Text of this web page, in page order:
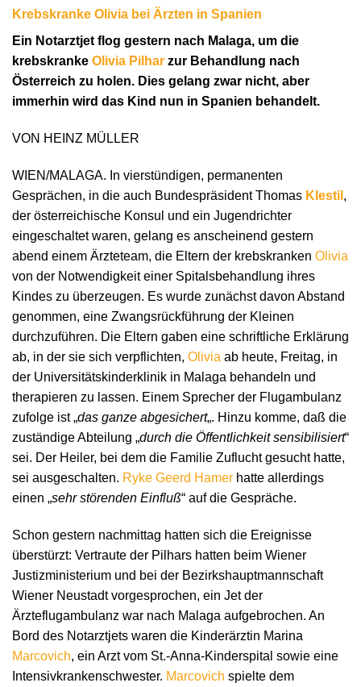
Krebskranke Olivia bei Ärzten in Spanien
Ein Notarztjet flog gestern nach Malaga, um die
krebskranke Olivia Pilhar zur Behandlung nach
Österreich zu holen. Dies gelang zwar nicht, aber
immerhin wird das Kind nun in Spanien behandelt.
VON HEINZ MÜLLER
WIEN/MALAGA. In vierstündigen, permanenten
Gesprächen, in die auch Bundespräsident Thomas Klestil ,
der österreichische Konsul und ein Jugendrichter
eingeschaltet waren, gelang es anscheinend gestern
abend einem Ärzteteam, die Eltern der krebskranken Olivia
von der Notwendigkeit einer Spitalsbehandlung ihres
Kindes zu überzeugen. Es wurde zunächst davon Abstand
genommen, eine Zwangsrückführung der Kleinen
durchzuführen. Die Eltern gaben eine schriftliche Erklärung
ab, in der sie sich verpflichten, Olivia ab heute, Freitag, in
der Universitätskinderklinik in Malaga behandeln und
therapieren zu lassen. Einem Sprecher der Flugambulanz
zufolge ist „das ganze abgesichert„. Hinzu komme, daß die
zuständige Abteilung „durch die Öffentlichkeit sensibilisiert“
sei. Der Heiler, bei dem die Familie Zuflucht gesucht hatte,
sei ausgeschalten. Ryke Geerd Hamer hatte allerdings
einen „sehr störenden Einfluß“ auf die Gespräche.
Schon gestern nachmittag hatten sich die Ereignisse
überstürzt: Vertraute der Pilhars hatten beim Wiener
Justizministerium und bei der Bezirkshauptmannschaft
Wiener Neustadt vorgesprochen, ein Jet der
Ärzteflugambulanz war nach Malaga aufgebrochen. An
Bord des Notarztjets waren die Kinderärztin Marina
Marcovich, ein Arzt vom St.-Anna-Kinderspital sowie eine
Intensivkrankenschwester. Marcovich spielte dem